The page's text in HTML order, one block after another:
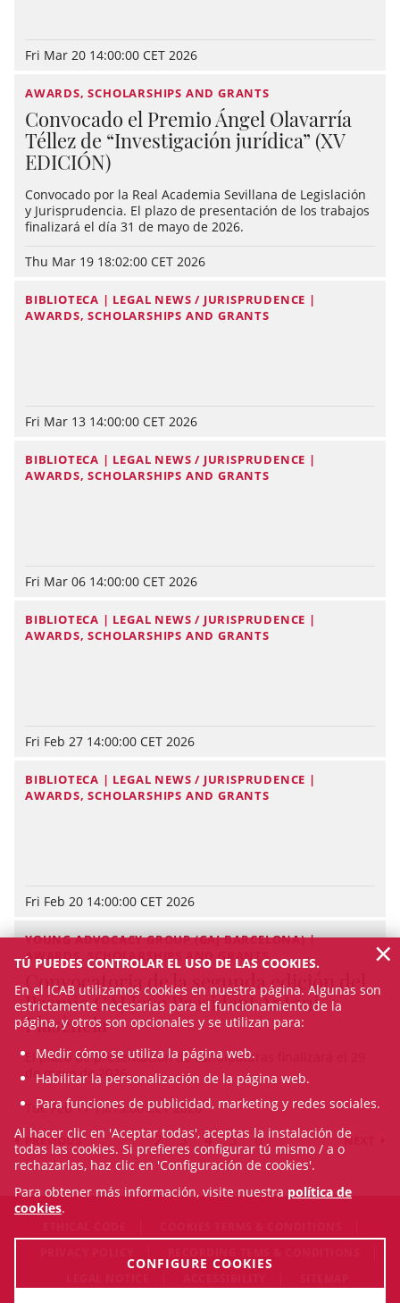
Fri Mar 20 14:00:00 CET 2026
AWARDS, SCHOLARSHIPS AND GRANTS
Convocado el Premio Ángel Olavarría
Téllez de “Investigación jurídica” (XV
EDICIÓN)
Convocado por la Real Academia Sevillana de Legislación
y Jurisprudencia. El plazo de presentación de los trabajos
finalizará el día 31 de mayo de 2026.
Thu Mar 19 18:02:00 CET 2026
BIBLIOTECA | LEGAL NEWS / JURISPRUDENCE |
AWARDS, SCHOLARSHIPS AND GRANTS
Fri Mar 13 14:00:00 CET 2026
BIBLIOTECA | LEGAL NEWS / JURISPRUDENCE |
AWARDS, SCHOLARSHIPS AND GRANTS
Fri Mar 06 14:00:00 CET 2026
BIBLIOTECA | LEGAL NEWS / JURISPRUDENCE |
AWARDS, SCHOLARSHIPS AND GRANTS
Fri Feb 27 14:00:00 CET 2026
BIBLIOTECA | LEGAL NEWS / JURISPRUDENCE |
AWARDS, SCHOLARSHIPS AND GRANTS
Fri Feb 20 14:00:00 CET 2026
YOUNG ADVOCACY GROUP (GAJ BARCELONA) |
AWARDS, SCHOLARSHIPS AND GRANTS
Convocatoria de la segunda edición del
Premio GAJ Jove President Antoni
Plasència
El plazo de presentación de candidaturas finalizará el 29
de mayo de 2026.
Tue Feb 17 15:15:00 CET 2026
PREVIOUS 2 3 4 5 6 NEXT
TÚ PUEDES CONTROLAR EL USO DE LAS COOKIES.
En el ICAB utilizamos cookies en nuestra página. Algunas son
estrictamente necesarias para el funcionamiento de la
página, y otros son opcionales y se utilizan para:
Medir cómo se utiliza la página web.
Habilitar la personalización de la página web.
Para funciones de publicidad, marketing y redes sociales.
Al hacer clic en 'Aceptar todas', aceptas la instalación de
todas las cookies. Si prefieres configurar tú mismo / a o
rechazarlas, haz clic en 'Configuración de cookies'.
Para obtener más información, visite nuestra política de
cookies.
CONFIGURE COOKIES
×